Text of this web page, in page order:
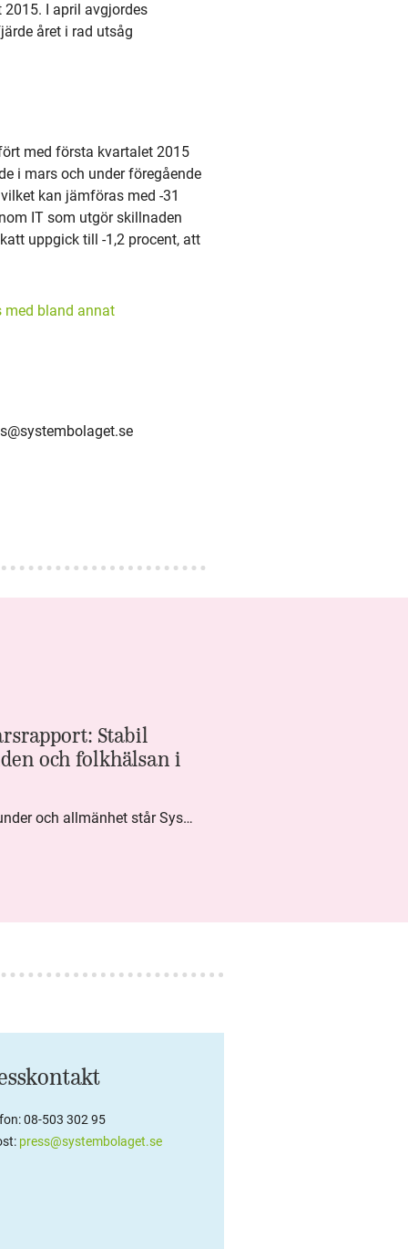
I april avgjordes
året i rad utsåg
med första kvartalet 2015
i mars och under föregående
kan jämföras med -31
IT som utgör skillnaden
uppgick till -1,2 procent, att
med bland annat
Stabil
och folkhälsan i
Med högt förtroende från kunder och allmänhet står Systembolaget stabilt i samhällsuppdraget. Under kvartalet togs flera steg inom folkhälsa, kundnytta och minskad klimatpåverkan. Nettoomsättningen var i nivå med föregående år och effektiviseringar av verksamheten möjliggjorde fortsatt anpassning för att möta nya behov.
08-503 302 95
press@systembolaget.se